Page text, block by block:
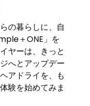
の暮らしに、自
＋ONE」を
ヤーは、きっと
へとアップデー
アドライを、も
験を始めてみま